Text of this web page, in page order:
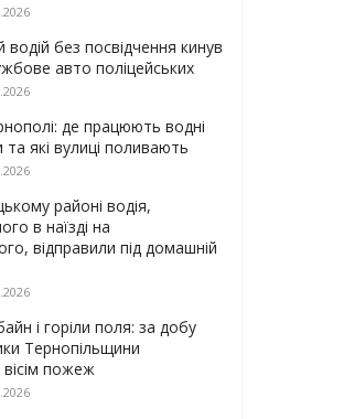
водій без посвідчення кинув
авто поліцейських
де працюють водні
які вулиці поливають
районі водія,
в наїзді на
відправили під домашній
і горіли поля: за добу
Тернопільщини
вісім пожеж